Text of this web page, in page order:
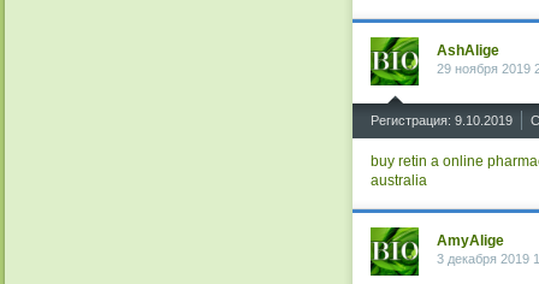
AshAlige
29 ноября 2019
Регистрация: 9.10.2019
buy retin a online
australia
AmyAlige
3 декабря 2019